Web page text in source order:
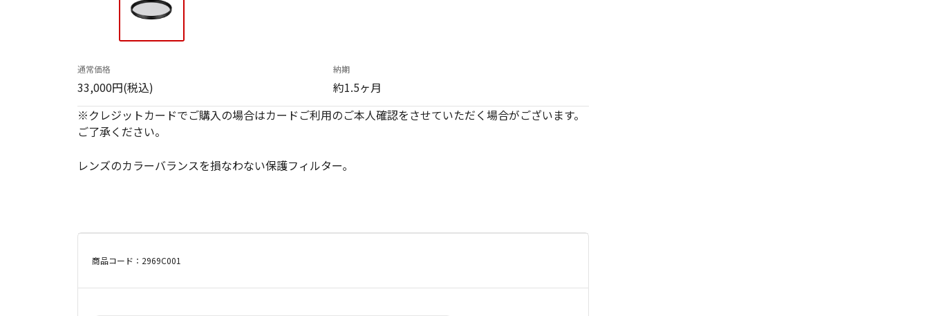
通常価格
33,000円(税込)
納期
約1.5ヶ月
※クレジットカードでご購入の場合はカードご利用のご本人確認をさせていただく場合がございます。
ご了承ください。
レンズのカラーバランスを損なわない保護フィルター｡
商品コード：2969C001